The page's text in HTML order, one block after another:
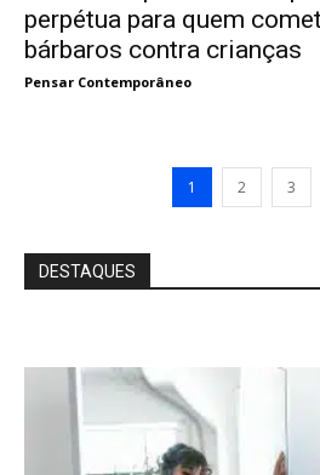
perpétua para quem
bárbaros contra crianças
Pensar Contemporâneo
1 2 3
DESTAQUES